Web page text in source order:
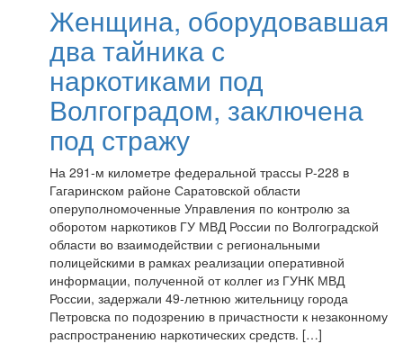
Женщина, оборудовавшая
два тайника с
наркотиками под
Волгоградом, заключена
под стражу
На 291-м километре федеральной трассы Р-228 в
Гагаринском районе Саратовской области
оперуполномоченные Управления по контролю за
оборотом наркотиков ГУ МВД России по Волгоградской
области во взаимодействии с региональными
полицейскими в рамках реализации оперативной
информации, полученной от коллег из ГУНК МВД
России, задержали 49-летнюю жительницу города
Петровска по подозрению в причастности к незаконному
распространению наркотических средств. […]